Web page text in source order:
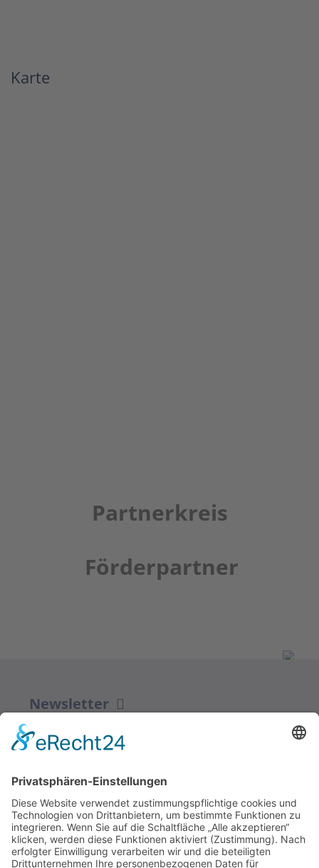
Karte
Partnerkreis
Förderpartner
Newsletter
ZUR ANMELDUNG
Redaktion bbkult.net
Centrum Bavaria Bohemia (CeBB)
Dr. Veronika Hofinger
Freyung 1, 92539 Schönsee